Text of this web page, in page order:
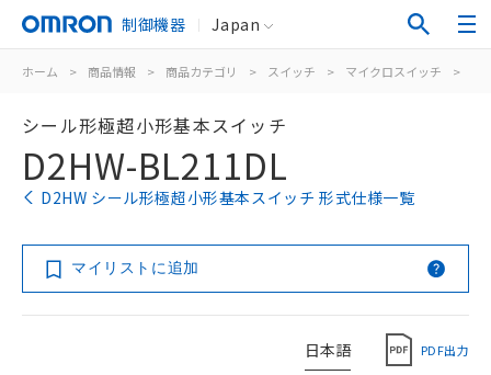
制御機器 Japan
ホーム > 商品情報 > 商品カテゴリ > スイッチ > マイクロスイッチ >
シール形極超小形基本スイッチ
D2HW-BL211DL
D2HW シール形極超小形基本スイッチ 形式仕様一覧
マイリストに追加
日本語 PDF出力